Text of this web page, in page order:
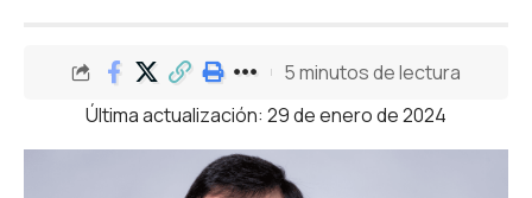
Última actualización: 29 de enero de 2024
5 minutos de lectura